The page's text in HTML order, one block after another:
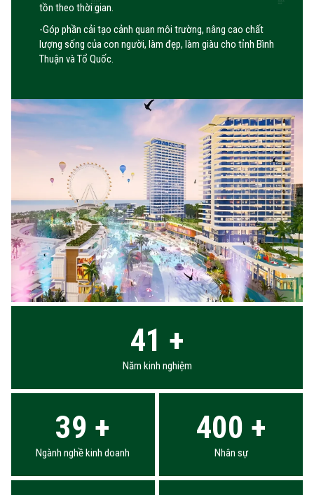
tồn theo thời gian.
-Góp phần cải tạo cảnh quan môi trường, nâng cao chất
lượng sống của con người, làm đẹp, làm giàu cho tỉnh Bình
Thuận và Tổ Quốc.
41 +
Năm kinh nghiệm
39 +
Ngành nghề kinh doanh
400 +
Nhân sự